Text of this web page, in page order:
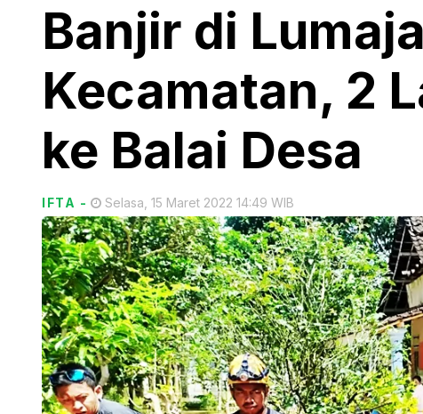
Banjir di
Kecamatan, 2
ke Balai Desa
IFTA - Selasa, 15 Maret 2022 14:49 WIB